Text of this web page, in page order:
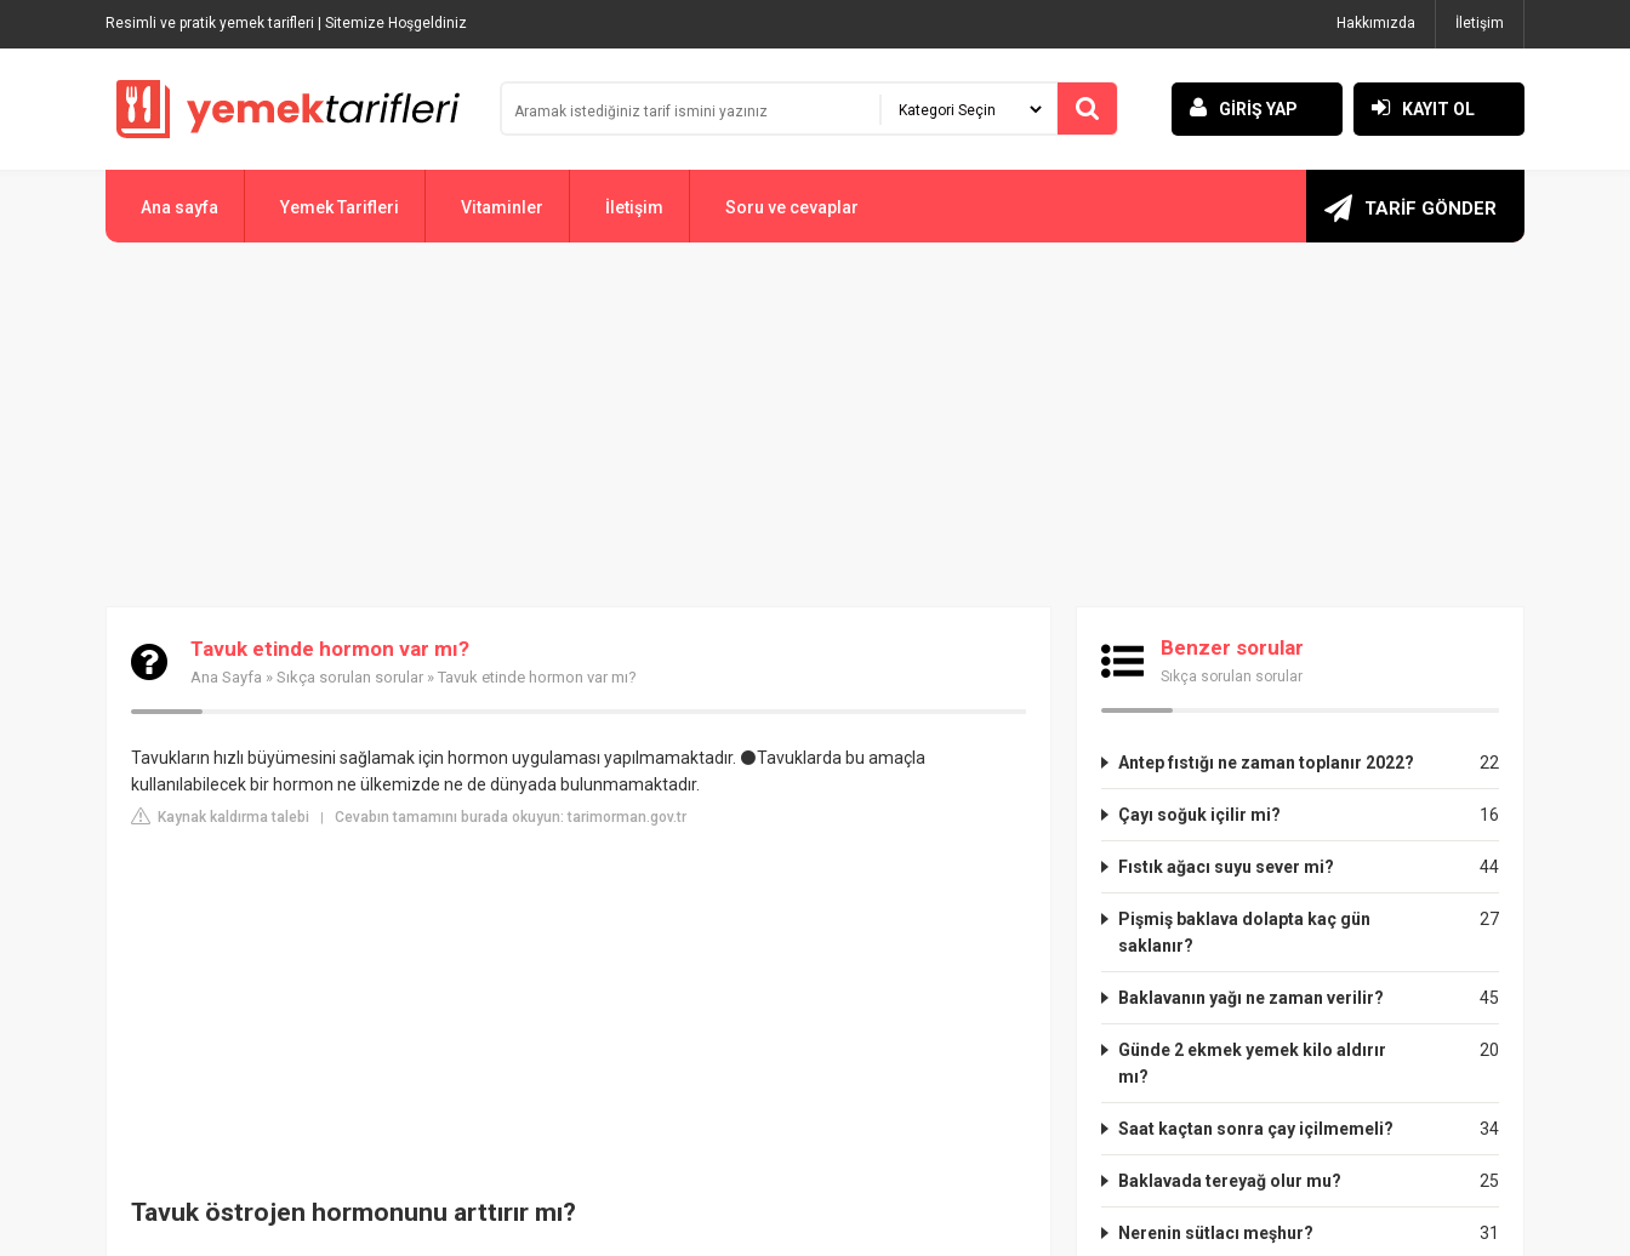
Resimli ve pratik yemek tarifleri | Sitemize Hoşgeldiniz Hakkımızda İletişim
GİRİŞ YAP KAYIT OL
Ana sayfa Yemek Tarifleri Vitaminler İletişim Soru ve cevaplar TARİF GÖNDER
Tavuk etinde hormon var mı?
Ana Sayfa » Sıkça sorulan sorular » Tavuk etinde hormon var mı?
Tavukların hızlı büyümesini sağlamak için hormon uygulaması yapılmamaktadır. ⚫Tavuklarda bu amaçla
kullanılabilecek bir hormon ne ülkemizde ne de dünyada bulunmamaktadır.
Kaynak kaldırma talebi | Cevabın tamamını burada okuyun: tarimorman.gov.tr
Tavuk östrojen hormonunu arttırır mı?
Benzer sorular
Sıkça sorulan sorular
22
Antep fıstığı ne zaman toplanır 2022?
16
Çayı soğuk içilir mi?
44
Fıstık ağacı suyu sever mi?
27
Pişmiş baklava dolapta kaç gün
saklanır?
45
Baklavanın yağı ne zaman verilir?
20
Günde 2 ekmek yemek kilo aldırır
mı?
34
Saat kaçtan sonra çay içilmemeli?
25
Baklavada tereyağ olur mu?
31
Nerenin sütlacı meşhur?